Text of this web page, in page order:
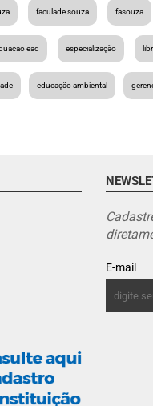
faculade souza fasouza
ead especialização
educação ambiental
E-mail